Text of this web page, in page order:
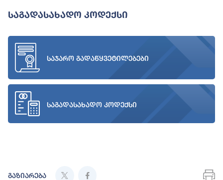
Საგადასახადო Კოდექსი
საჯარო გადაწყვეტილებები
საგადასახადო კოდექსი
გაზიარება